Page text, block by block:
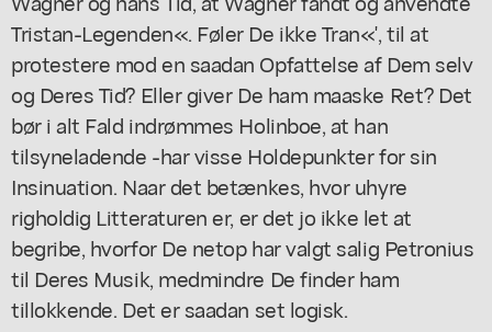
Tristan-Legenden«. Føler De ikke Tran«', til at
protestere mod en saadan Opfattelse af Dem selv
og Deres Tid? Eller giver De ham maaske Ret? Det
bør i alt Fald indrømmes Holinboe, at han
tilsyneladende -har visse Holdepunkter for sin
Insinuation. Naar det betænkes, hvor uhyre
righoldig Litteraturen er, er det jo ikke let at
begribe, hvorfor De netop har valgt salig Petronius
til Deres Musik, medmindre De finder ham
tillokkende. Det er saadan set logisk.